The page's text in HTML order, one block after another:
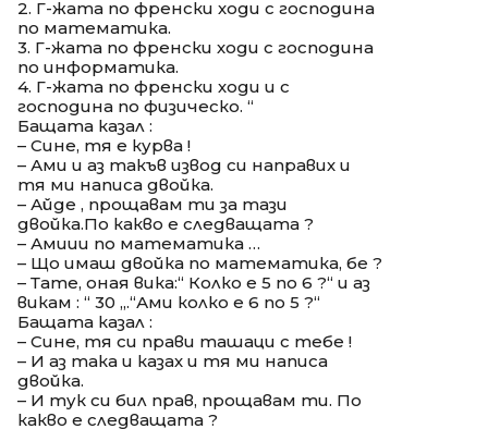
2. Г-жата по френски ходи с господина
по математика.
3. Г-жата по френски ходи с господина
по информатика.
4. Г-жата по френски ходи и с
господина по физическо. “
Бащата казал :
– Сине, тя е курва !
– Ами и аз такъв извод си направих и
тя ми написа двойка.
– Айде , прощавам ти за тази
двойка.По какво е следващата ?
– Амиии по математика …
– Що имаш двойка по математика, бе ?
– Тате, оная вика:“ Колко е 5 по 6 ?“ и аз
викам : “ 30 „.“Ами колко е 6 по 5 ?“
Бащата казал :
– Сине, тя си прави ташаци с тебе !
– И аз така и казах и тя ми написа
двойка.
– И тук си бил прав, прощавам ти. По
какво е следващата ?